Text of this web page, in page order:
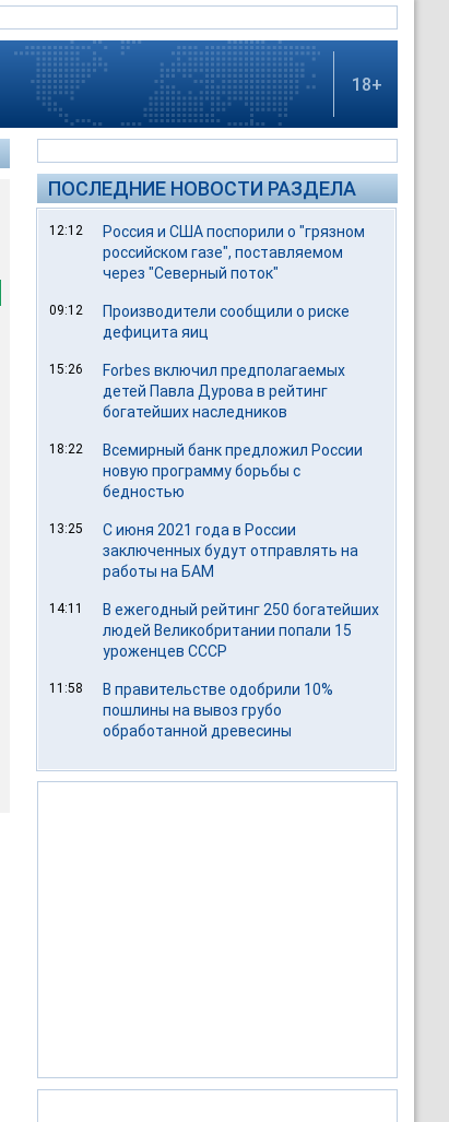
18+
ПОСЛЕДНИЕ НОВОСТИ РАЗДЕЛА
12:12
Россия и США поспорили о "грязном
российском газе", поставляемом
через "Северный поток"
09:12
Производители сообщили о риске
дефицита яиц
15:26
Forbes включил предполагаемых
детей Павла Дурова в рейтинг
богатейших наследников
18:22
Всемирный банк предложил России
новую программу борьбы с
бедностью
13:25
С июня 2021 года в России
заключенных будут отправлять на
работы на БАМ
14:11
В ежегодный рейтинг 250 богатейших
людей Великобритании попали 15
уроженцев СССР
11:58
В правительстве одобрили 10%
пошлины на вывоз грубо
обработанной древесины